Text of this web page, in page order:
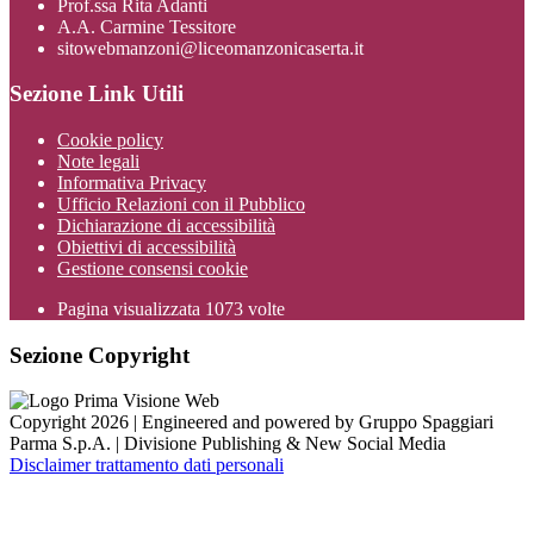
Prof.ssa Rita Adanti
A.A. Carmine Tessitore
sitowebmanzoni@liceomanzonicaserta.it
Sezione Link Utili
Cookie policy
Note legali
Informativa Privacy
Ufficio Relazioni con il Pubblico
Dichiarazione di accessibilità
Obiettivi di accessibilità
Gestione consensi cookie
Pagina visualizzata 1073 volte
Sezione Copyright
Copyright 2026 | Engineered and powered by Gruppo Spaggiari
Parma S.p.A. | Divisione Publishing & New Social Media
Disclaimer trattamento dati personali